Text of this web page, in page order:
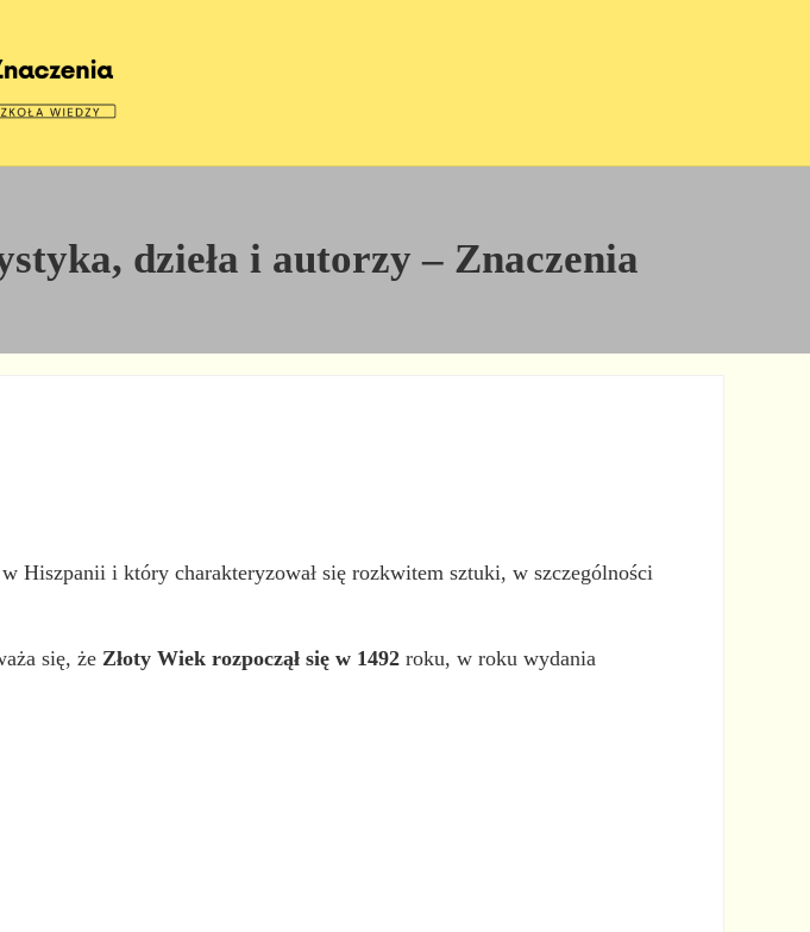
dzieła i autorzy – Znaczenia
Hiszpanii i który charakteryzował się rozkwitem sztuki, w szczególności
się, że Złoty Wiek rozpoczął się w 1492 roku, w roku wydania